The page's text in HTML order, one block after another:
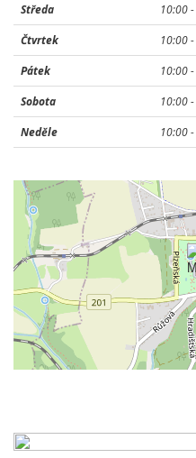
Středa
10:00 -
Čtvrtek
10:00 -
Pátek
10:00 -
Sobota
10:00 -
Neděle
10:00 -